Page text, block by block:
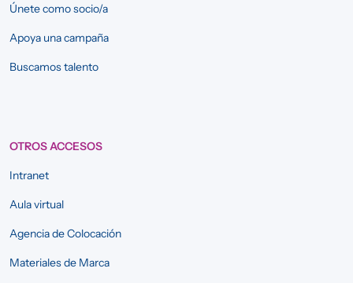
Únete como socio/a
Apoya una campaña
Buscamos talento
OTROS ACCESOS
Intranet
Aula virtual
Agencia de Colocación
Materiales de Marca